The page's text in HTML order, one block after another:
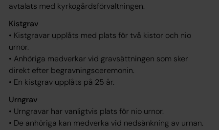
avtalats med kyrkogårdsförvaltningen.
Kistgrav
• Kistgravar upplåts med plats för två kistor och nio
urnor.
• Anhöriga medverkar vid gravsättningen som sker
direkt efter begravningsceremonin.
• En kistgrav upplåts på 25 år.
Urngrav
• Urngravar har vanligtvis plats för nio urnor.
• De anhöriga kan medverka vid nedsänkning av urnan.